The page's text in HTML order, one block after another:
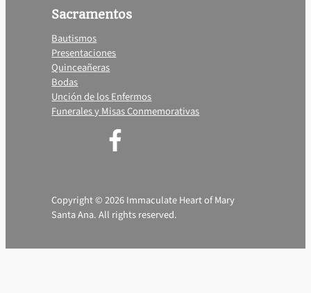
Sacramentos
Bautismos
Presentaciones
Quinceañeras
Bodas
Unción de los Enfermos
Funerales y Misas Conmemorativas
Copyright © 2026 Immaculate Heart of Mary
Santa Ana. All rights reserved.